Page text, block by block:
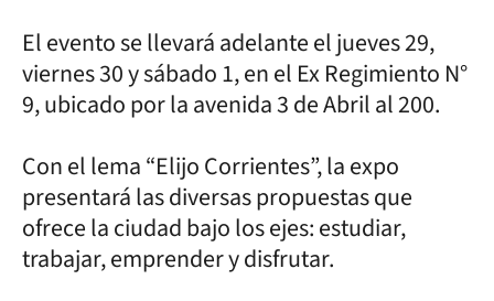
El evento se llevará adelante el jueves 29,
viernes 30 y sábado 1, en el Ex Regimiento N°
9, ubicado por la avenida 3 de Abril al 200.
Con el lema “Elijo Corrientes”, la expo
presentará las diversas propuestas que
ofrece la ciudad bajo los ejes: estudiar,
trabajar, emprender y disfrutar.